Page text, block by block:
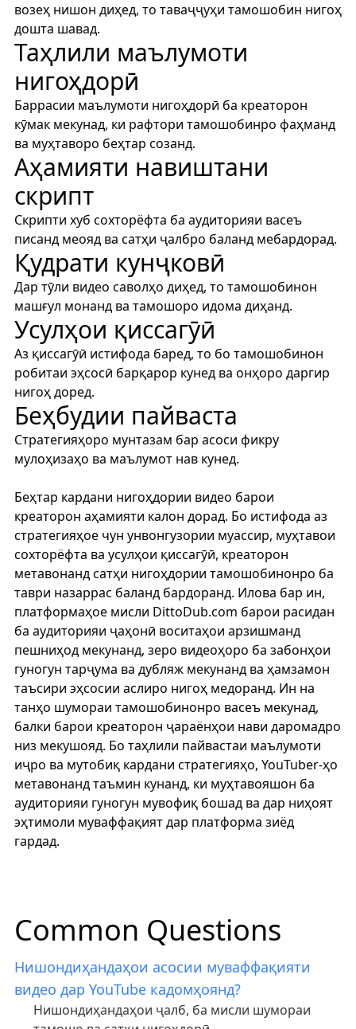
возеҳ нишон диҳед, то таваҷҷуҳи тамошобин нигоҳ
дошта шавад.
Таҳлили маълумоти
нигоҳдорӣ
Баррасии маълумоти нигоҳдорӣ ба креаторон
кӯмак мекунад, ки рафтори тамошобинро фаҳманд
ва муҳтаворо беҳтар созанд.
Аҳамияти навиштани
скрипт
Скрипти хуб сохторёфта ба аудиторияи васеъ
писанд меояд ва сатҳи ҷалбро баланд мебардорад.
Қудрати кунҷковӣ
Дар тӯли видео саволҳо диҳед, то тамошобинон
машғул монанд ва тамошоро идома диҳанд.
Усулҳои қиссагӯӣ
Аз қиссагӯӣ истифода баред, то бо тамошобинон
робитаи эҳсосӣ барқарор кунед ва онҳоро даргир
нигоҳ доред.
Беҳбудии пайваста
Стратегияҳоро мунтазам бар асоси фикру
мулоҳизаҳо ва маълумот нав кунед.
Беҳтар кардани нигоҳдории видео барои
креаторон аҳамияти калон дорад. Бо истифода аз
стратегияҳое чун унвонгузории муассир, муҳтавои
сохторёфта ва усулҳои қиссагӯӣ, креаторон
метавонанд сатҳи нигоҳдории тамошобинонро ба
таври назаррас баланд бардоранд. Илова бар ин,
платформаҳое мисли DittoDub.com барои расидан
ба аудиторияи ҷаҳонӣ воситаҳои арзишманд
пешниҳод мекунанд, зеро видеоҳоро ба забонҳои
гуногун тарҷума ва дубляж мекунанд ва ҳамзамон
таъсири эҳсосии аслиро нигоҳ медоранд. Ин на
танҳо шумораи тамошобинонро васеъ мекунад,
балки барои креаторон ҷараёнҳои нави даромадро
низ мекушояд. Бо таҳлили пайвастаи маълумоти
иҷро ва мутобиқ кардани стратегияҳо, YouTuber-ҳо
метавонанд таъмин кунанд, ки муҳтавояшон ба
аудиторияи гуногун мувофиқ бошад ва дар ниҳоят
эҳтимоли муваффақият дар платформа зиёд
гардад.
Common Questions
Нишондиҳандаҳои асосии муваффақияти
видео дар YouTube кадомҳоянд?
Нишондиҳандаҳои ҷалб, ба мисли шумораи